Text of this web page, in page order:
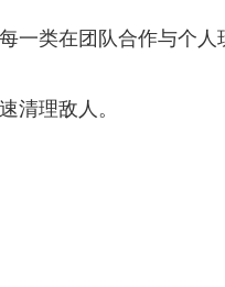
一类在团队合作与个人
清理敌人。